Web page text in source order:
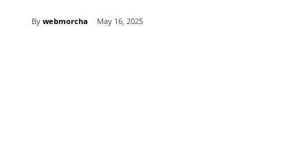
By webmorcha May 16, 2025